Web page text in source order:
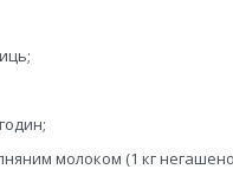
молоком (1 кг